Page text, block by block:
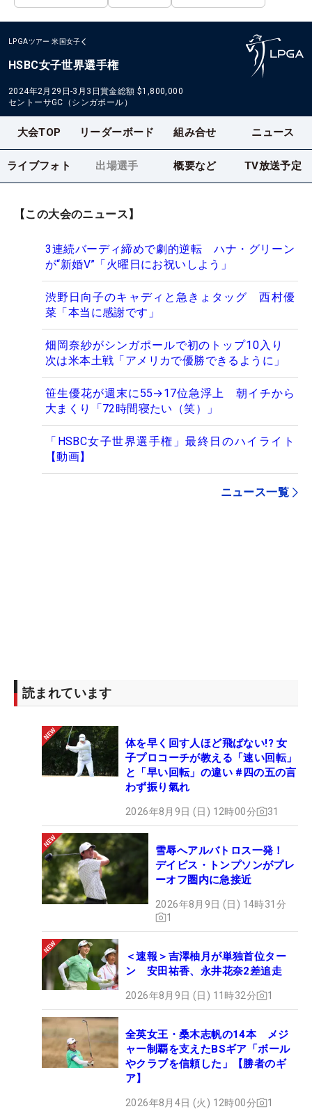
LPGAツアー 米国女子
HSBC女子世界選手権
2024年2月29日-3月3日賞金総額 $1,800,000
セントーサGC（シンガポール）
大会TOP リーダーボード 組み合せ ニュース
ライブフォト 出場選手 概要など TV放送予定
【この大会のニュース】
3連続バーディ締めで劇的逆転 ハナ・グリーン
が“新婚V”「火曜日にお祝いしよう」
渋野日向子のキャディと急きょタッグ 西村優
菜「本当に感謝です」
畑岡奈紗がシンガポールで初のトップ10入り
次は米本土戦「アメリカで優勝できるように」
笹生優花が週末に55→17位急浮上 朝イチから
大まくり「72時間寝たい（笑）」
「HSBC女子世界選手権」最終日のハイライト
【動画】
ニュース一覧
読まれています
体を早く回す人ほど飛ばない!? 女
子プロコーチが教える「速い回転」
と「早い回転」の違い #四の五の言
わず振り氣れ
2026年8月9日 (日) 12時00分 31
雪辱へアルバトロス一発！
デイビス・トンプソンがプレ
ーオフ圏内に急接近
2026年8月9日 (日) 14時31分
1
＜速報＞吉澤柚月が単独首位ター
ン 安田祐香、永井花奈2差追走
2026年8月9日 (日) 11時32分 1
全英女王・桑木志帆の14本 メジ
ャー制覇を支えたBSギア「ボール
やクラブを信頼した」【勝者のギ
ア】
2026年8月4日 (火) 12時00分 1